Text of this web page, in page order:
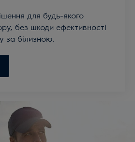
для будь-якого
без шкоди ефективності
за білизною.